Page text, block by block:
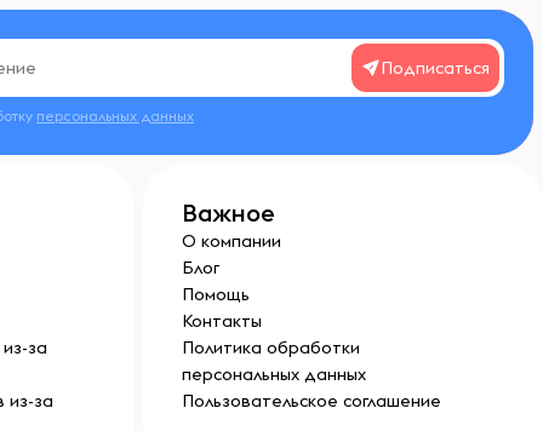
Подписаться
персональных данных
за
из-за
Важное
О компании
Блог
Помощь
Контакты
Политика обработки
персональных данных
Пользовательское соглашение